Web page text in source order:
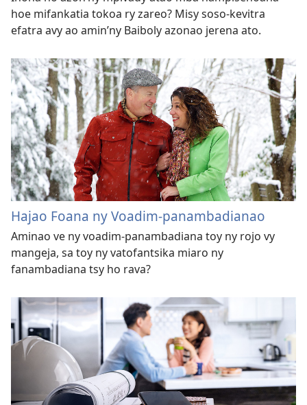
hoe mifankatia tokoa ry zareo? Misy soso-kevitra
efatra avy ao amin’ny Baiboly azonao jerena ato.
Hajao Foana ny Voadim-panambadianao
Aminao ve ny voadim-panambadiana toy ny rojo vy
mangeja, sa toy ny vatofantsika miaro ny
fanambadiana tsy ho rava?